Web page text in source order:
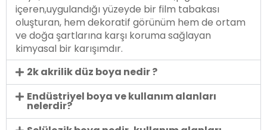
içeren,uygulandığı yüzeyde bir film tabakası
oluşturan, hem dekoratif görünüm hem de ortam
ve doğa şartlarına karşı koruma sağlayan
kimyasal bir karışımdır.
2k akrilik düz boya nedir ?
Endüstriyel boya ve kullanım alanları
nelerdir?